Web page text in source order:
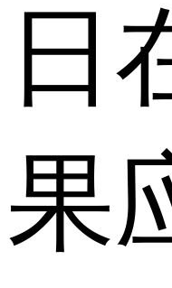
日
果